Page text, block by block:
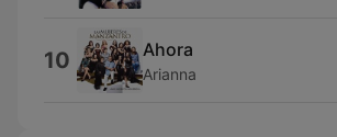
10 Ahora
Arianna